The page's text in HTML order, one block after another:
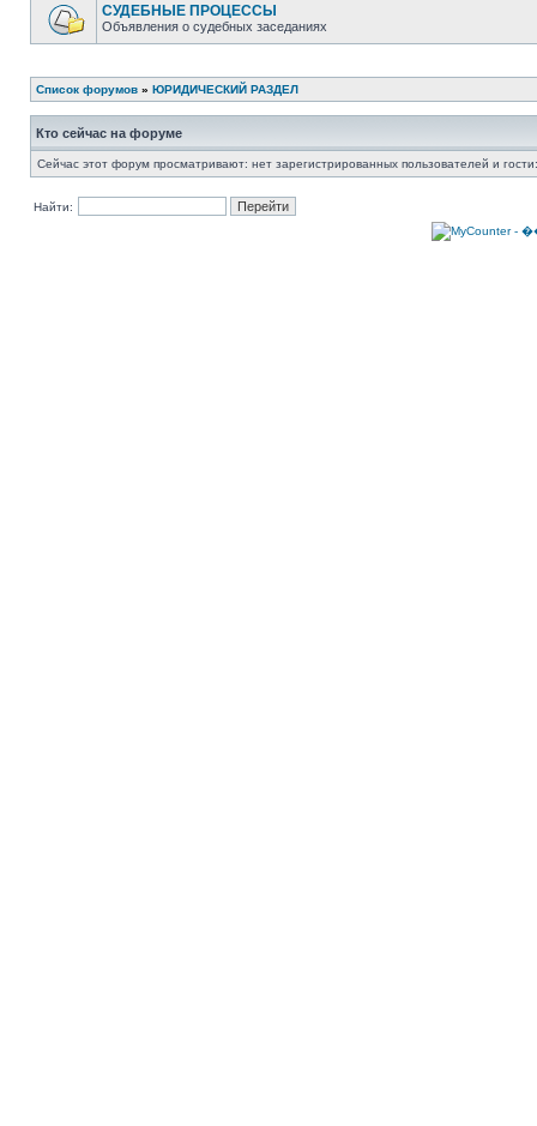
СУДЕБНЫЕ ПРОЦЕССЫ
Объявления о судебных заседаниях
Список форумов » ЮРИДИЧЕСКИЙ РАЗДЕЛ
Кто сейчас на форуме
Сейчас этот форум просматривают: нет зарегистрированных пользователей и
Найти: